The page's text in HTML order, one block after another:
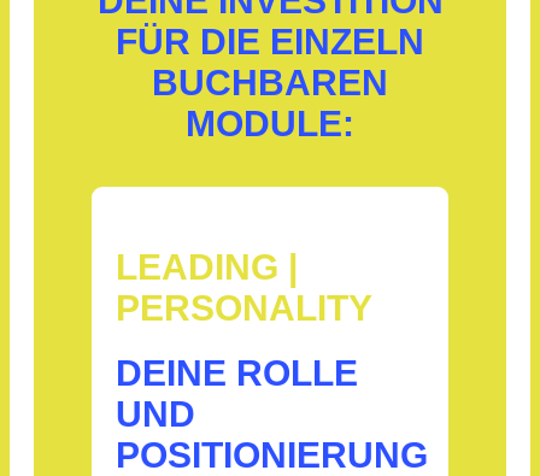
FÜR DIE EINZELN
BUCHBAREN
MODULE:
LEADING |
PERSONALITY
DEINE ROLLE
UND
POSITIONIERUNG